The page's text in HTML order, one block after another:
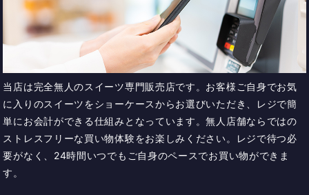
当店は完全無人のスイーツ専門販売店です。 お客様ご自身でお気
に入りのスイーツをショーケースからお選びいただき、レジで簡
単にお会計ができる仕組みとなっています。無人店舗ならではの
ストレスフリーな買い物体験をお楽しみください。
レジで待つ必
要がなく、24時間いつでもご自身のペースでお買い物ができま
す。